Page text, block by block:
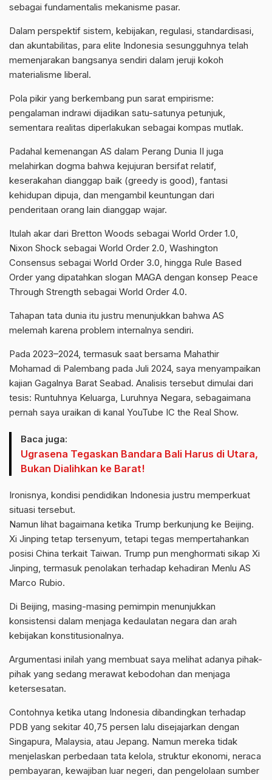
sebagai fundamentalis mekanisme pasar.
Dalam perspektif sistem, kebijakan, regulasi, standardisasi,
dan akuntabilitas, para elite Indonesia sesungguhnya telah
memenjarakan bangsanya sendiri dalam jeruji kokoh
materialisme liberal.
Pola pikir yang berkembang pun sarat empirisme:
pengalaman indrawi dijadikan satu-satunya petunjuk,
sementara realitas diperlakukan sebagai kompas mutlak.
Padahal kemenangan AS dalam Perang Dunia II juga
melahirkan dogma bahwa kejujuran bersifat relatif,
keserakahan dianggap baik (greedy is good), fantasi
kehidupan dipuja, dan mengambil keuntungan dari
penderitaan orang lain dianggap wajar.
Itulah akar dari Bretton Woods sebagai World Order 1.0,
Nixon Shock sebagai World Order 2.0, Washington
Consensus sebagai World Order 3.0, hingga Rule Based
Order yang dipatahkan slogan MAGA dengan konsep Peace
Through Strength sebagai World Order 4.0.
Tahapan tata dunia itu justru menunjukkan bahwa AS
melemah karena problem internalnya sendiri.
Pada 2023–2024, termasuk saat bersama Mahathir
Mohamad di Palembang pada Juli 2024, saya menyampaikan
kajian Gagalnya Barat Seabad. Analisis tersebut dimulai dari
tesis: Runtuhnya Keluarga, Luruhnya Negara, sebagaimana
pernah saya uraikan di kanal YouTube IC the Real Show.
Baca juga:
Ugrasena Tegaskan Bandara Bali Harus di Utara,
Bukan Dialihkan ke Barat!
Ironisnya, kondisi pendidikan Indonesia justru memperkuat
situasi tersebut.
Namun lihat bagaimana ketika Trump berkunjung ke Beijing.
Xi Jinping tetap tersenyum, tetapi tegas mempertahankan
posisi China terkait Taiwan. Trump pun menghormati sikap Xi
Jinping, termasuk penolakan terhadap kehadiran Menlu AS
Marco Rubio.
Di Beijing, masing-masing pemimpin menunjukkan
konsistensi dalam menjaga kedaulatan negara dan arah
kebijakan konstitusionalnya.
Argumentasi inilah yang membuat saya melihat adanya pihak-
pihak yang sedang merawat kebodohan dan menjaga
ketersesatan.
Contohnya ketika utang Indonesia dibandingkan terhadap
PDB yang sekitar 40,75 persen lalu disejajarkan dengan
Singapura, Malaysia, atau Jepang. Namun mereka tidak
menjelaskan perbedaan tata kelola, struktur ekonomi, neraca
pembayaran, kewajiban luar negeri, dan pengelolaan sumber